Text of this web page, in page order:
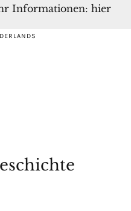
Informationen: hier